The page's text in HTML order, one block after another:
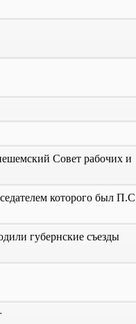
Совет рабочих и
которого был
губернские съезды